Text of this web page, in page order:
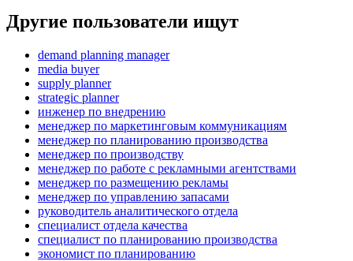
Другие пользователи ищут
demand planning manager
media buyer
supply planner
strategic planner
инженер по внедрению
менеджер по маркетинговым коммуникациям
менеджер по планированию производства
менеджер по производству
менеджер по работе с рекламными агентствами
менеджер по размещению рекламы
менеджер по управлению запасами
руководитель аналитического отдела
специалист отдела качества
специалист по планированию производства
экономист по планированию